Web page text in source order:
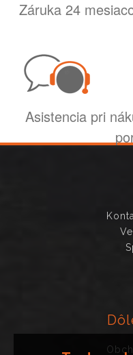
Záruka 24
Asistencia pri